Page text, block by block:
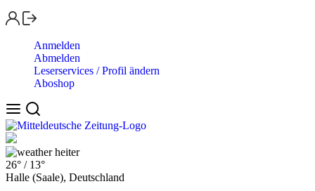
Anmelden
Abmelden
Leserservices / Profil ändern
Aboshop
heiter
26° / 13°
Halle (Saale), Deutschland